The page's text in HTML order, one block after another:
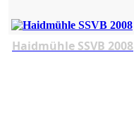
Haidmühle SSVB 2008